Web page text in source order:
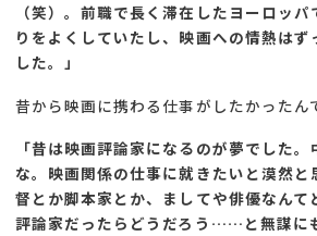
（笑）。前職で長く滞在したヨーロッ
りをよくしていたし、映画への情熱はず
した。」
昔から映画に携わる仕事がしたかったん
「昔は映画評論家になるのが夢でした
な。映画関係の仕事に就きたいと漠然と
督とか脚本家とか、ましてや俳優なんて
評論家だったらどうだろう……と無謀に